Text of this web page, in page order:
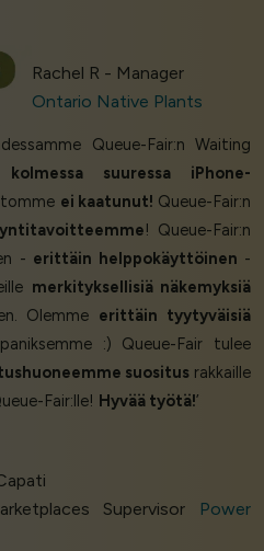
Rachel R - Manager
Ontario Native Plants
Queue-Fair:n Waiting
kolmessa suuressa iPhone-
ei kaatunut! Queue-Fair:n
! Queue-Fair:n
- erittäin helppokäyttöinen -
merkityksellisiä näkemyksiä
Olemme erittäin tyytyväisiä
:) Queue-Fair tulee
suositusrakkaille
Fair:lle! Hyvää työtä!’
Supervisor
Power